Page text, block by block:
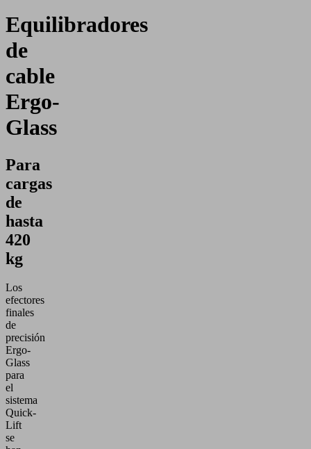
Equilibradores
de
cable
Ergo-
Glass
Para
cargas
de
hasta
420
kg
Los
efectores
finales
de
precisión
Ergo-
Glass
para
el
sistema
Quick-
Lift
se